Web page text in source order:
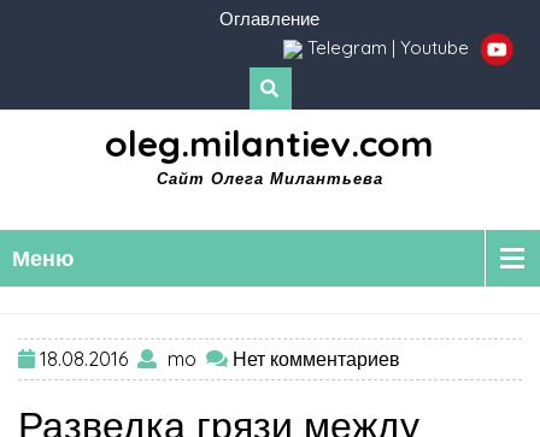
Оглавление
Telegram | Youtube
oleg.milantiev.com
Сайт Олега Милантьева
Меню
18.08.2016 mo Нет комментариев
Разведка грязи между